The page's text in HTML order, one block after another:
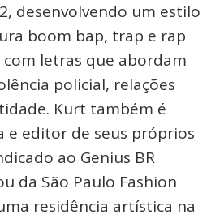
desenvolvendo um estilo
boom bap, trap e rap
letras que abordam
policial, relações
Kurt também é
editor de seus próprios
ao Genius BR
da São Paulo Fashion
residência artística na